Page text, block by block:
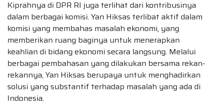
Kiprahnya di DPR RI juga terlihat dari kontribusinya
dalam berbagai komisi. Yan Hiksas terlibat aktif dalam
komisi yang membahas masalah ekonomi, yang
memberikan ruang baginya untuk menerapkan
keahlian di bidang ekonomi secara langsung. Melalui
berbagai pembahasan yang dilakukan bersama rekan-
rekannya, Yan Hiksas berupaya untuk menghadirkan
solusi yang substantif terhadap masalah yang ada di
Indonesia.